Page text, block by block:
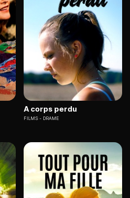
A corps perdu
FILMS DRAME